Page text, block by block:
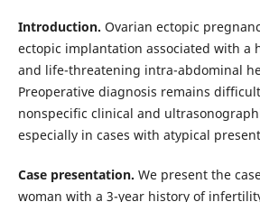
Introduction. Ovarian ectopic
ectopic implantation associated with a
and life-threatening intra-abdominal
Preoperative diagnosis remains
nonspecific clinical and
especially in cases with atypical
Case presentation. We present the
woman with a 3-year history of